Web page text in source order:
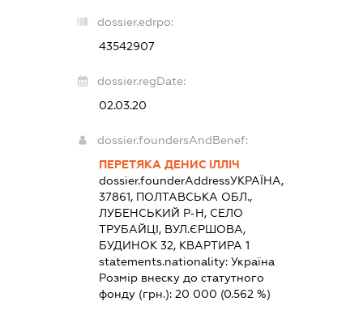
dossier.edrpo:
43542907
dossier.regDate:
02.03.20
dossier.foundersAndBenef:
ПЕРЕТЯКА ДЕНИС ІЛЛІЧ
dossier.founderAddressУКРАЇНА,
37861, ПОЛТАВСЬКА ОБЛ.,
ЛУБЕНСЬКИЙ Р-Н, СЕЛО
ТРУБАЙЦІ, ВУЛ.ЄРШОВА,
БУДИНОК 32, КВАРТИРА 1
statements.nationality:Україна
Розмір внеску до статутного
фонду (грн.):20 000 (0.562 %)